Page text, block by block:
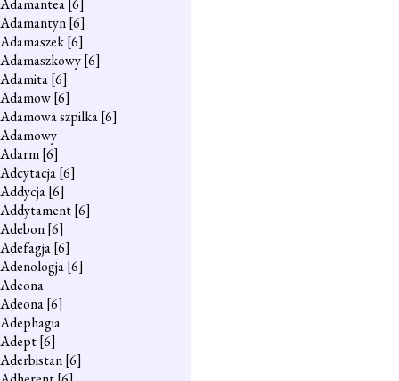
Adamantea[6]
Adamantyn[6]
Adamaszek[6]
Adamaszkowy[6]
Adamita[6]
Adamow[6]
Adamowa szpilka[6]
Adamowy
Adarm[6]
Adcytacja[6]
Addycja[6]
Addytament[6]
Adebon[6]
Adefagja[6]
Adenologja[6]
Adeona
Adeona[6]
Adephagia
Adept[6]
Aderbistan[6]